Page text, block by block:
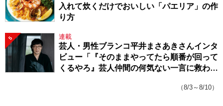
入れて炊くだけでおいしい「パエリア」の作
り方
5 連載
芸人・男性ブランコ平井まさあきさんインタ
ビュー「『そのままやってたら順番が回って
くるやろ』芸人仲間の何気ない一言に救われ
（8/3～8/10）